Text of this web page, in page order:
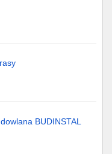
BUDINSTAL